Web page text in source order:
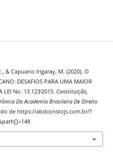
& Capuano Irigaray, M. (2020). O
DESAFIOS PARA UMA MAIOR
LEI No. 13.123∕2015. Constituição,
Da Academia Brasileira De Direito
de https://abdconstojs.com.br/?